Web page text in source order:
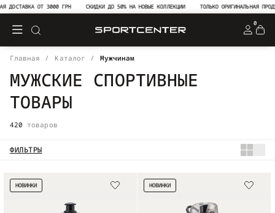
ОТ 3000 ГРН СКИДКИ ДО 50% НА НОВЫЕ КОЛЛЕКЦИИ ТОЛЬКО ОРИГИНАЛЬНАЯ ПРОДУКЦИЯ В
0
Главная Каталог Мужчинам
МУЖСКИЕ СПОРТИВНЫЕ
ТОВАРЫ
420 товаров
ФИЛЬТРЫ
НОВИНКИ НОВИНКИ